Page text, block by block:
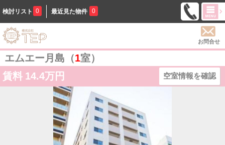
検討リスト 0 最近見た物件 0
お問合せ
エムエー月島（1室）
賃料 14.4万円 空室情報を確認